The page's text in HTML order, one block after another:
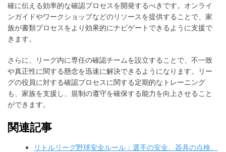
確に伝える効率的な確認プロセスを開発するべきです。オンライ
ンガイドやワークショップなどのリソースを提供することで、家
族が書類プロセスをより効果的にナビゲートできるように支援で
きます。
さらに、リーグ内に専任の確認チームを設立することで、不一致
や真正性に関する懸念を迅速に解決できるようになります。リー
グの役員に対する確認プロセスに関する定期的なトレーニング
も、家族を支援し、規制の遵守を確保する能力を向上させること
ができます。
関連記事
リトルリーグ野球安全ルール：選手の安全、器具の点検、